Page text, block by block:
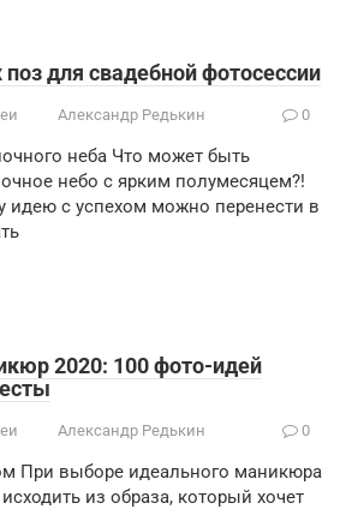
для свадебной фотосессии
Александр Редькин 0
неба Что может быть
небо с ярким полумесяцем?!
идею с успехом можно перенести в
2020: 100 фото-идей
Александр Редькин 0
При выборе идеального маникюра
из образа, который хочет